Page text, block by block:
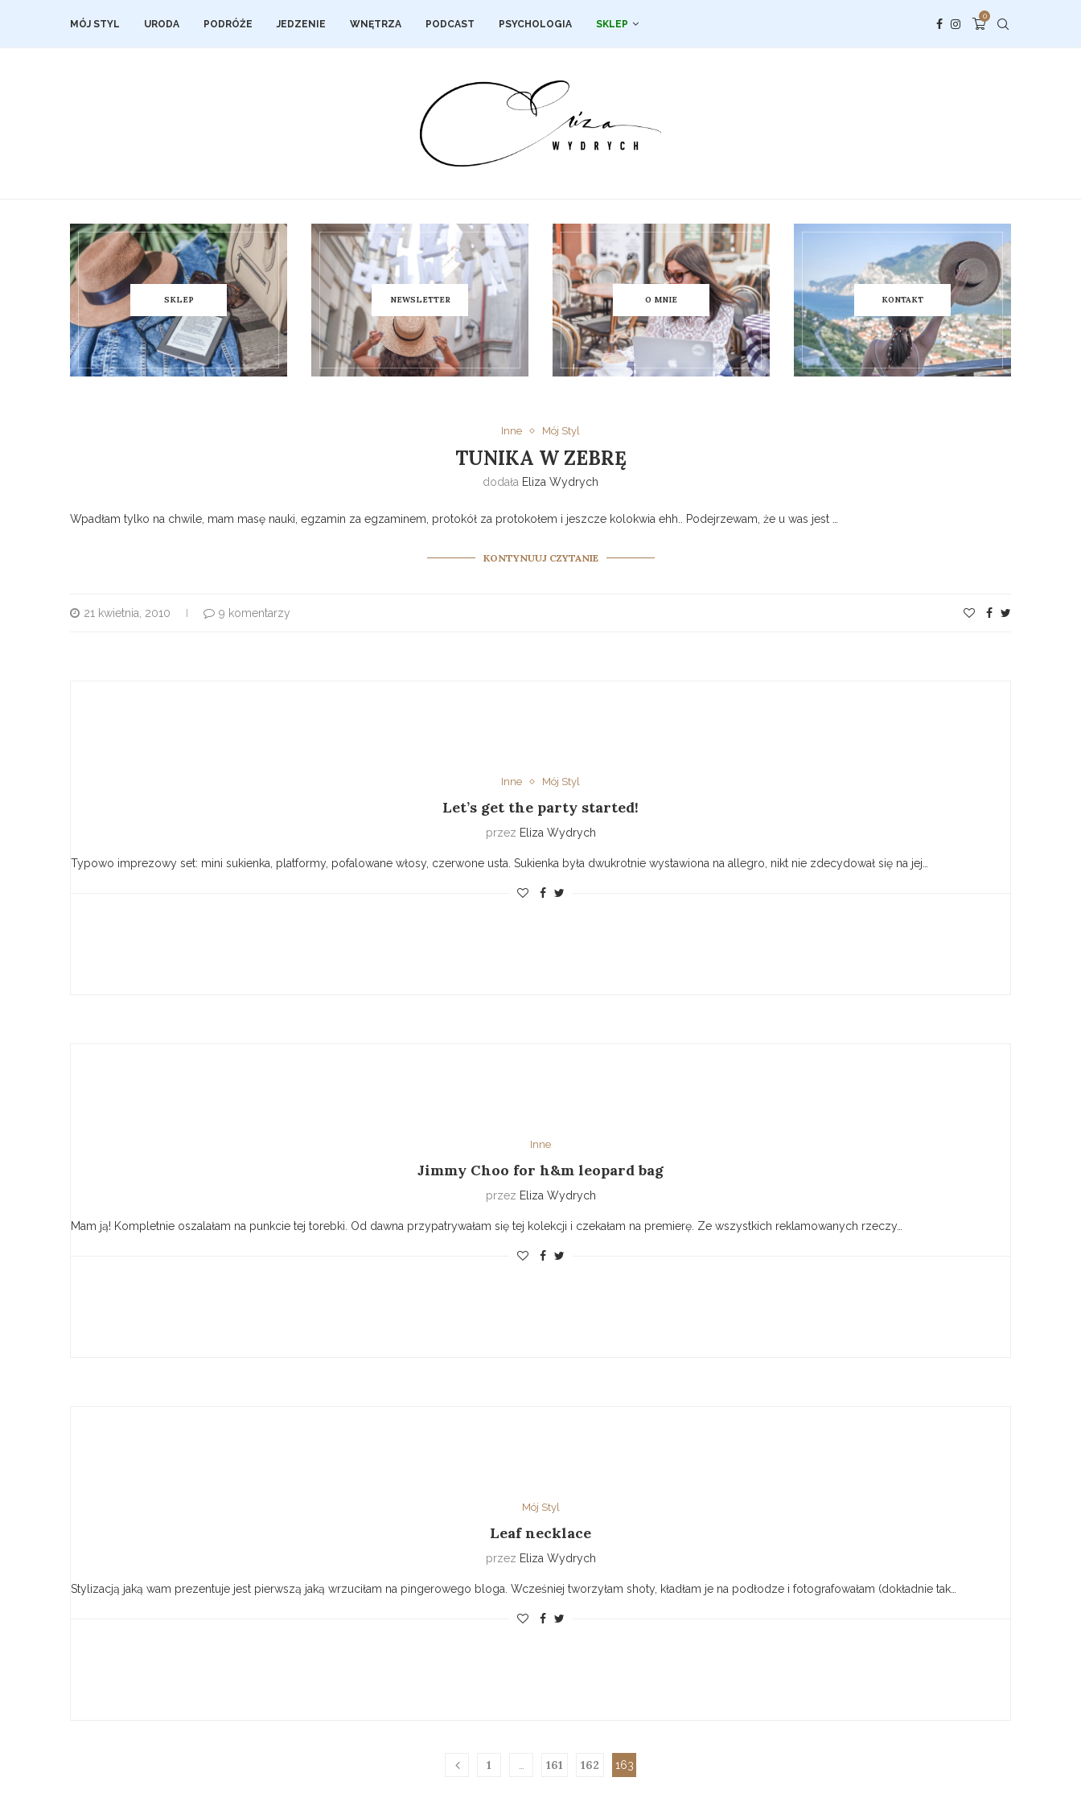
MÓJ STYL URODA PODRÓŻE JEDZENIE WNĘTRZA PODCAST PSYCHOLOGIA SKLEP
0
SKLEP NEWSLETTER O MNIE KONTAKT
Inne Mój Styl
TUNIKA W ZEBRĘ
dodała Eliza Wydrych
Wpadłam tylko na chwile, mam masę nauki, egzamin za egzaminem, protokół za protokołem i jeszcze kolokwia ehh.. Podejrzewam, że u was jest …
KONTYNUUJ CZYTANIE
21 kwietnia, 2010 9 komentarzy
Inne Mój Styl
Let’s get the party started!
przez Eliza Wydrych
Typowo imprezowy set: mini sukienka, platformy, pofalowane włosy, czerwone usta. Sukienka była dwukrotnie wystawiona na allegro, nikt nie zdecydował się na jej…
Inne
Jimmy Choo for h&m leopard bag
przez Eliza Wydrych
Mam ją! Kompletnie oszalałam na punkcie tej torebki. Od dawna przypatrywałam się tej kolekcji i czekałam na premierę. Ze wszystkich reklamowanych rzeczy…
Mój Styl
Leaf necklace
przez Eliza Wydrych
Stylizacją jaką wam prezentuje jest pierwszą jaką wrzuciłam na pingerowego bloga. Wcześniej tworzyłam shoty, kładłam je na podłodze i fotografowałam (dokładnie tak…
1 161 162 163